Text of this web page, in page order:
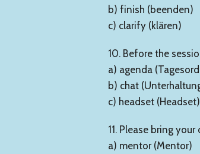
b) finish (beenden)
c) clarify (klären)
10. Before the
a) agenda
b) chat
c) headset (Headset)
11. Please bring your
a) mentor (Mentor)